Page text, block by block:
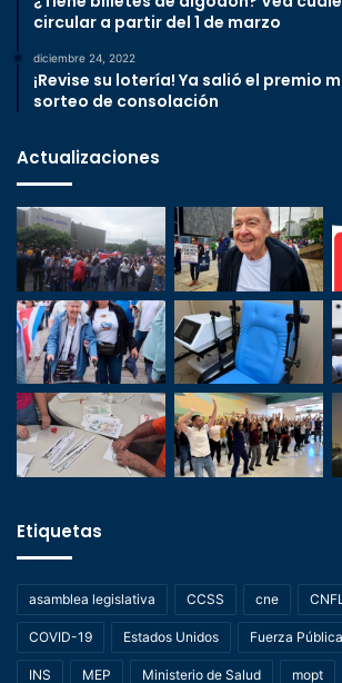
circular a partir del 1 de marzo
diciembre 24, 2022
¡Revise su lotería! Ya salió el premio
sorteo de consolación
Actualizaciones
Etiquetas
asamblea legislativa CCSS cne CNFL
COVID-19 Estados Unidos Fuerza Pública
INS MEP Ministerio de Salud mopt